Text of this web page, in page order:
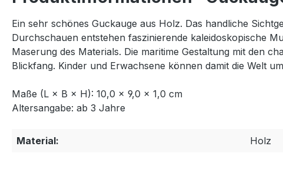
Ein sehr schönes Guckauge aus Holz. Das handliche
Durchschauen entstehen faszinierende kaleidoskopische
Maserung des Materials. Die maritime Gestaltung mit den
Blickfang. Kinder und Erwachsene können damit die Welt
Maße (L × B × H): 10,0 × 9,0 × 1,0 cm
Altersangabe: ab 3 Jahre
Material: Holz